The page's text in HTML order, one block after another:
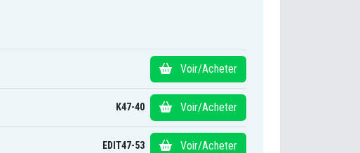
Voir/Acheter
K47-40 Voir/Acheter
EDIT47-53 Voir/Acheter